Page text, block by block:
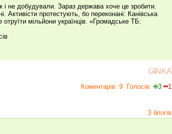
і не добудували. Зараз держава хоче це зробити.
протестують, бо переконані: Канівська
мільйони українців. «Громадське ТБ:
GINKA
Коментарів: 9 Голосів: 3 1
З блогів